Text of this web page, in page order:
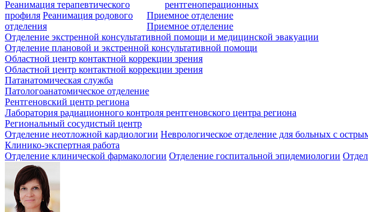
Реанимация терапевтического
профиля Реанимация родового
отделения
рентгеноперационных
Приемное отделение
Приемное отделение
Отделение экстренной консультативной помощи и медицинской эвакуации
Отделение плановой и экстренной консультативной помощи
Областной центр контактной коррекции зрения
Областной центр контактной коррекции зрения
Патанатомическая служба
Патологоанатомическое отделение
Рентгеновский центр региона
Лаборатория радиационного контроля рентгеновского центра региона
Региональный сосудистый центр
Отделение неотложной кардиологии Неврологическое отделение для больных с
Клинико-экспертная работа
Отделение клинической фармакологии Отделение госпитальной эпидемиологии